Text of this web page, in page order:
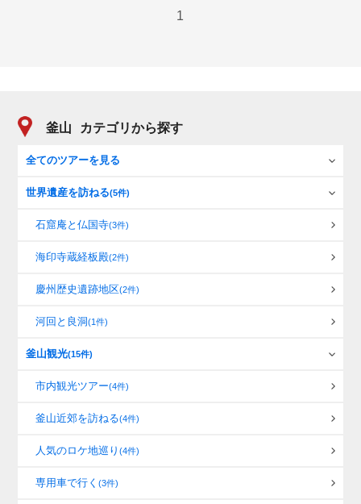
1
釜山 カテゴリから探す
全てのツアーを見る
世界遺産を訪ねる(5件)
石窟庵と仏国寺(3件)
海印寺蔵経板殿(2件)
慶州歴史遺跡地区(2件)
河回と良洞(1件)
釜山観光(15件)
市内観光ツアー(4件)
釜山近郊を訪ねる(4件)
人気のロケ地巡り(4件)
専用車で行く(3件)